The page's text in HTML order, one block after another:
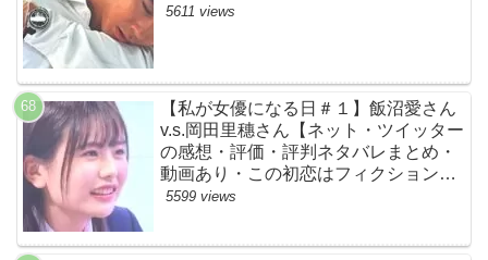
5611 views
【私が女優になる日＃１】飯沼愛さん
v.s.岡田里穗さん【ネット・ツイッター
の感想・評価・評判ネタバレまとめ・
動画あり・この初恋はフィクションで
す・初恋Ｆ】
5599 views